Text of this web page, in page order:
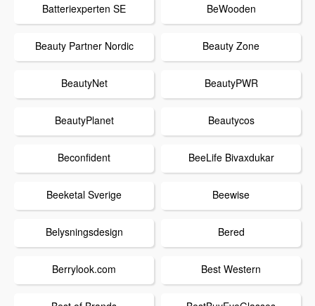
Batteriexperten SE BeWooden
Beauty Partner Nordic Beauty Zone
BeautyNet BeautyPWR
BeautyPlanet Beautycos
Beconfident BeeLife Bivaxdukar
Beeketal Sverige Beewise
Belysningsdesign Bered
Berrylook.com Best Western